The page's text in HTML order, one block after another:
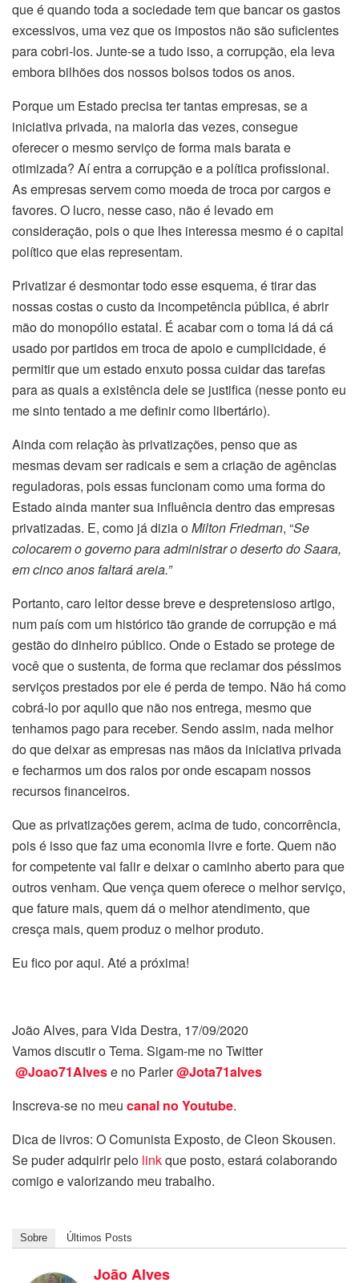
que é quando toda a sociedade tem que bancar os gastos
excessivos, uma vez que os impostos não são suficientes
para cobri-los. Junte-se a tudo isso, a corrupção, ela leva
embora bilhões dos nossos bolsos todos os anos.
Porque um Estado precisa ter tantas empresas, se a
iniciativa privada, na maioria das vezes, consegue
oferecer o mesmo serviço de forma mais barata e
otimizada? Aí entra a corrupção e a política profissional.
As empresas servem como moeda de troca por cargos e
favores. O lucro, nesse caso, não é levado em
consideração, pois o que lhes interessa mesmo é o capital
político que elas representam.
Privatizar é desmontar todo esse esquema, é tirar das
nossas costas o custo da incompetência pública, é abrir
mão do monopólio estatal. É acabar com o toma lá dá cá
usado por partidos em troca de apoio e cumplicidade, é
permitir que um estado enxuto possa cuidar das tarefas
para as quais a existência dele se justifica (nesse ponto eu
me sinto tentado a me definir como libertário).
Ainda com relação às privatizações, penso que as
mesmas devam ser radicais e sem a criação de agências
reguladoras, pois essas funcionam como uma forma do
Estado ainda manter sua influência dentro das empresas
privatizadas. E, como já dizia oMilton Friedman, “Se
colocarem o governo para administrar o deserto do Saara,
em cinco anos faltará areia.”
Portanto, caro leitor desse breve e despretensioso artigo,
num país com um histórico tão grande de corrupção e má
gestão do dinheiro público. Onde o Estado se protege de
você que o sustenta, de forma que reclamar dos péssimos
serviços prestados por ele é perda de tempo. Não há como
cobrá-lo por aquilo que não nos entrega, mesmo que
tenhamos pago para receber. Sendo assim, nada melhor
do que deixar as empresas nas mãos da iniciativa privada
e fecharmos um dos ralos por onde escapam nossos
recursos financeiros.
Que as privatizações gerem, acima de tudo, concorrência,
pois é isso que faz uma economia livre e forte. Quem não
for competente vai falir e deixar o caminho aberto para que
outros venham. Que vença quem oferece o melhor serviço,
que fature mais, quem dá o melhor atendimento, que
cresça mais, quem produz o melhor produto.
Eu fico por aqui. Até a próxima!
João Alves, para Vida Destra, 17/09/2020
Vamos discutir o Tema. Sigam-me no Twitter
@Joao71Alvese no Parler@Jota71alves
Inscreva-se no meu canal no Youtube.
Dica de livros: O Comunista Exposto, de Cleon Skousen.
Se puder adquirir pelo linkque posto, estará colaborando
comigo e valorizando meu trabalho.
Sobre Últimos Posts
João Alves